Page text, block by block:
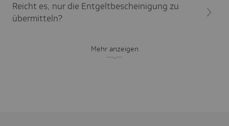
Reicht es, nur die Entgeltbescheinigung zu
übermitteln?
Mehr anzeigen